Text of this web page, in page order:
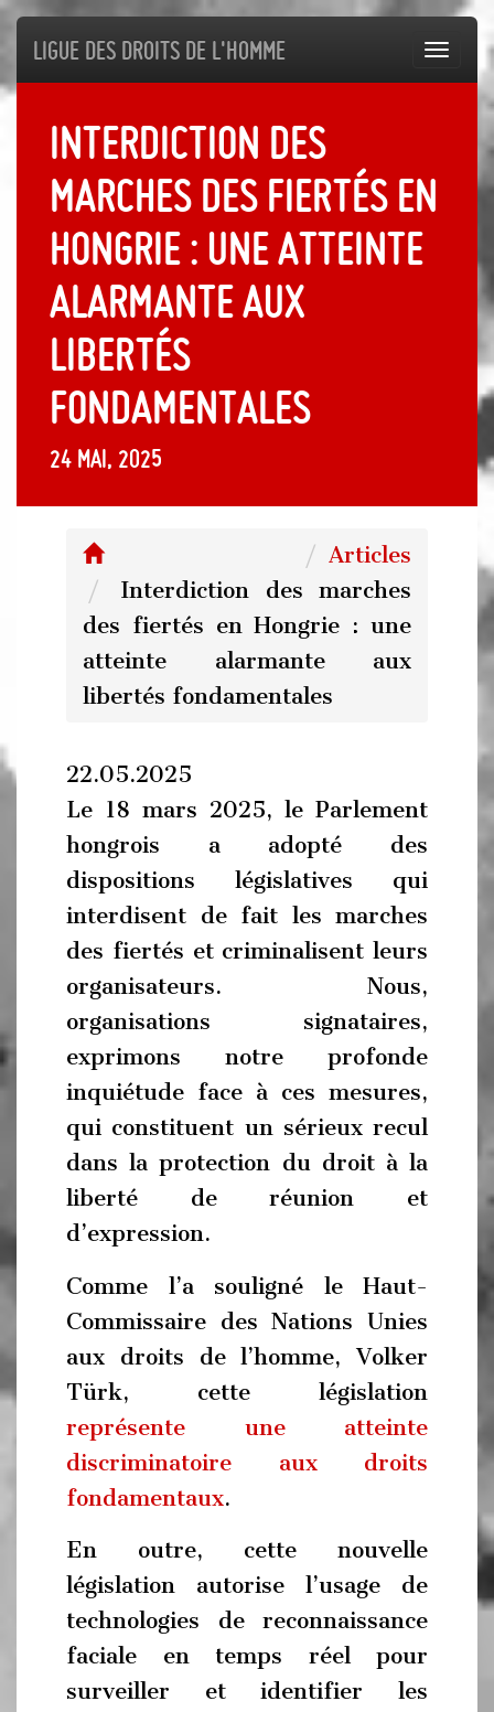
Ligue des droits de l'Homme
Interdiction des
marches des fiertés en
Hongrie : une atteinte
alarmante aux
libertés
fondamentales
24 mai, 2025
Articles
Interdiction des marches
des fiertés en Hongrie : une
atteinte alarmante aux
libertés fondamentales
22.05.2025
Le 18 mars 2025, le Parlement
hongrois a adopté des
dispositions législatives qui
interdisent de fait les marches
des fiertés et criminalisent leurs
organisateurs. Nous,
organisations signataires,
exprimons notre profonde
inquiétude face à ces mesures,
qui constituent un sérieux recul
dans la protection du droit à la
liberté de réunion et
d’expression.
Comme l’a souligné le Haut-
Commissaire des Nations Unies
aux droits de l’homme, Volker
Türk, cette législation
représente une atteinte
discriminatoire aux droits
fondamentaux.
En outre, cette nouvelle
législation autorise l’usage de
technologies de reconnaissance
faciale en temps réel pour
surveiller et identifier les